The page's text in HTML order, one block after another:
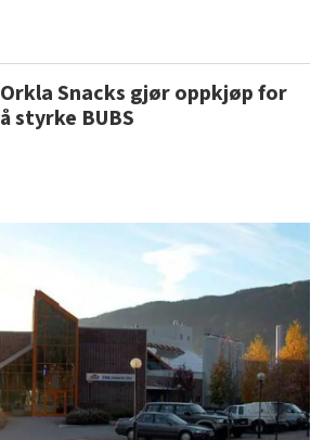
Orkla Snacks gjør oppkjøp for
å styrke BUBS